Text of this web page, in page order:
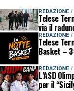
REDAZIONE
Telese
via il
REDAZIONE
Telese
Basket –
REDAZIONE
L’ASD
per il